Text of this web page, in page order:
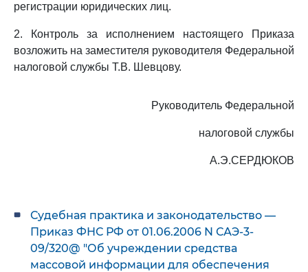
регистрации юридических лиц.
2. Контроль за исполнением настоящего Приказа
возложить на заместителя руководителя Федеральной
налоговой службы Т.В. Шевцову.
Руководитель Федеральной
налоговой службы
А.Э.СЕРДЮКОВ
Судебная практика и законодательство —
Приказ ФНС РФ от 01.06.2006 N САЭ-3-
09/320@ "Об учреждении средства
массовой информации для обеспечения